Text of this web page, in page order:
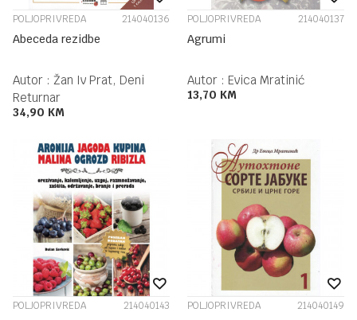
POLJOPRIVREDA 214040136
Abeceda rezidbe
Autor : Žan Iv Prat, Deni
Returnar
34,90 KM
POLJOPRIVREDA 214040137
Agrumi
Autor : Evica Mratinić
13,70 KM
POLJOPRIVREDA 214040143 POLJOPRIVREDA 214040149